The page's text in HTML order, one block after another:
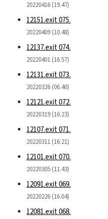
20220416 (19.47)
12151.exit 075.
20220409 (10.48)
12137.exit 074.
20220401 (16.57)
12131.exit 073.
20220326 (06.40)
12121.exit 072.
20220319 (16.23)
12107.exit 071.
20220311 (16.21)
12101.exit 070.
20220305 (11.43)
12091.exit 069.
20220226 (16.04)
12081.exit 068.